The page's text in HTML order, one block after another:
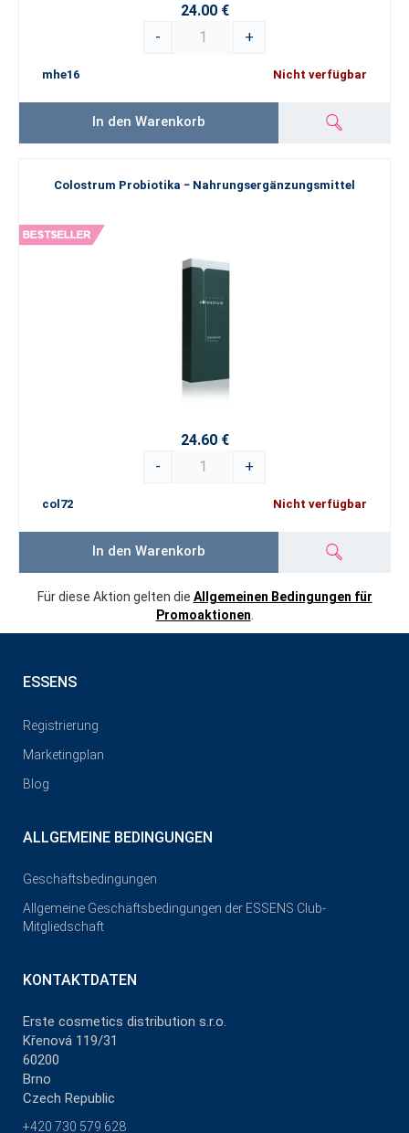
24.00 €
-
+
mhe16 Nicht verfügbar
In den Warenkorb
Colostrum Probiotika − Nahrungsergänzungsmittel
24.60 €
-
+
col72 Nicht verfügbar
In den Warenkorb
Für diese Aktion gelten die Allgemeinen Bedingungen für
Promoaktionen.
ESSENS
Registrierung
Marketingplan
Blog
ALLGEMEINE BEDINGUNGEN
Geschäftsbedingungen
Allgemeine Geschäftsbedingungen der ESSENS Club-
Mitgliedschaft
KONTAKTDATEN
Erste cosmetics distribution s.r.o.
Křenová 119/31
60200
Brno
Czech Republic
+420 730 579 628